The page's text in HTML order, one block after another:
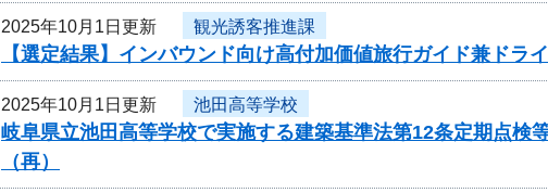
2025年10月1日更新 観光誘客推進課
【選定結果】インバウンド向け高付加価値旅行ガイド兼ドラ
2025年10月1日更新 池田高等学校
岐阜県立池田高等学校で実施する建築基準法第12条定期点検
（再）